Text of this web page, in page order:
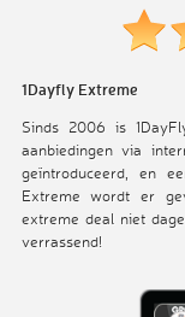
1Dayfly Extreme
Sinds 2006 is
aanbiedingen via
geïntroduceerd, en
Extreme wordt er
extreme deal niet
verrassend!